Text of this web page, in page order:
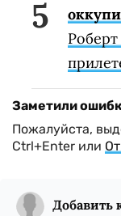
Заметили
Пожалуйста,
Ctrl+Enter или
Добавить